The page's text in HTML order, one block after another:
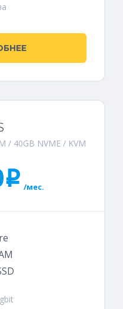
/ 40GB NVME / KVM
i /мес.